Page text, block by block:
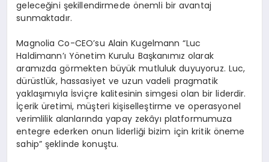
geleceğini şekillendirmede önemli bir avantaj
sunmaktadır.
Magnolia Co-CEO’su Alain Kugelmann “Luc
Haldimann’ı Yönetim Kurulu Başkanımız olarak
aramızda görmekten büyük mutluluk duyuyoruz. Luc,
dürüstlük, hassasiyet ve uzun vadeli pragmatik
yaklaşımıyla İsviçre kalitesinin simgesi olan bir liderdir.
İçerik üretimi, müşteri kişiselleştirme ve operasyonel
verimlilik alanlarında yapay zekâyı platformumuza
entegre ederken onun liderliği bizim için kritik öneme
sahip” şeklinde konuştu.